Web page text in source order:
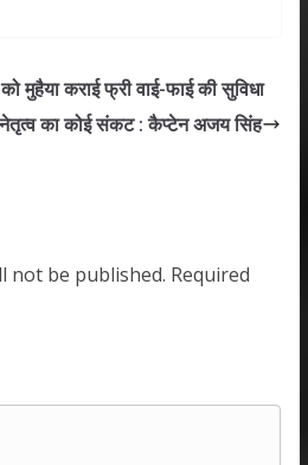
e
dI
l e
मुहैया कराई फ्री वाई-फाई की सुविधा
का कोई संकट : कैप्टेन अजय सिंह
not be published. Required